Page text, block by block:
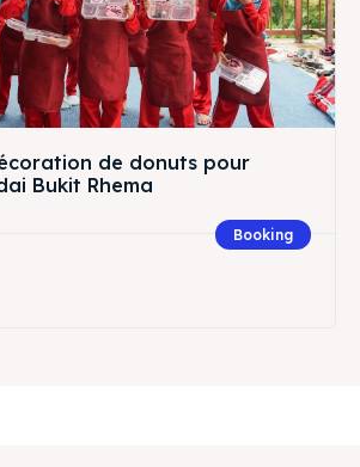
de donuts pour
Bukit Rhema
Booking